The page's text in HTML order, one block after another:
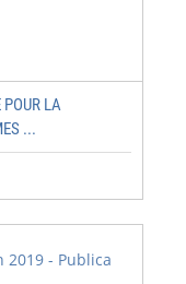
LA
...